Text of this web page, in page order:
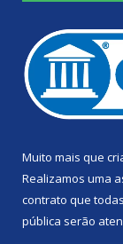
Muito mais que
Realizamos uma
contrato que
pública serão